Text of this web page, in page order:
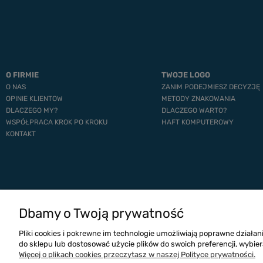
O FIRMIE
O NAS
OPINIE KLIENTOW
DLACZEGO MY?
WSPÓŁPRACA KROK PO KROKU
KONTAKT
TWOJE LOGO
ZANIM PODEJMIESZ DECYZJĘ
METODY ZNAKOWANIA
DLACZEGO WARTO?
HAFT KOMPUTEROWY
Dbamy o Twoją prywatność
Pliki cookies i pokrewne im technologie umożliwiają poprawne
do sklepu lub dostosować użycie plików do swoich preferencji,
Więcej o plikach cookies przeczytasz w naszej Polityce prywatności.